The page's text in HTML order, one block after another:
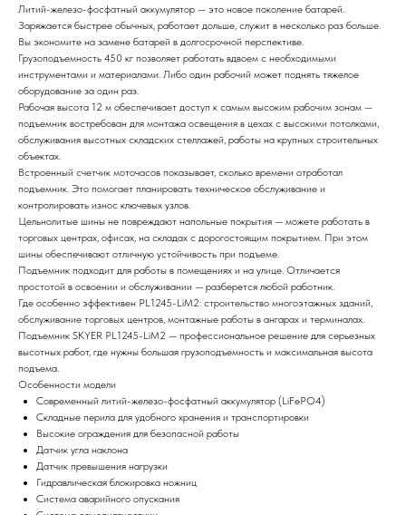
Литий-железо-фосфатный аккумулятор — это новое поколение батарей.
Заряжается быстрее обычных, работает дольше, служит в несколько раз больше.
Вы экономите на замене батарей в долгосрочной перспективе.
Грузоподъемность 450 кг позволяет работать вдвоем с необходимыми
инструментами и материалами. Либо один рабочий может поднять тяжелое
оборудование за один раз.
Рабочая высота 12 м обеспечивает доступ к самым высоким рабочим зонам —
подъемник востребован для монтажа освещения в цехах с высокими потолками,
обслуживания высотных складских стеллажей, работы на крупных строительных
объектах.
Встроенный счетчик моточасов показывает, сколько времени отработал
подъемник. Это помогает планировать техническое обслуживание и
контролировать износ ключевых узлов.
Цельнолитые шины не повреждают напольные покрытия — можете работать в
торговых центрах, офисах, на складах с дорогостоящим покрытием. При этом
шины обеспечивают отличную устойчивость при подъеме.
Подъемник подходит для работы в помещениях и на улице. Отличается
простотой в освоении и обслуживании — разберется любой работник.
Где особенно эффективен PL1245-LiM2: строительство многоэтажных зданий,
обслуживание торговых центров, монтажные работы в ангарах и терминалах.
Подъемник SKYER PL1245-LiM2 — профессиональное решение для серьезных
высотных работ, где нужны большая грузоподъемность и максимальная высота
подъема.
Особенности модели
Современный литий-железо-фосфатный аккумулятор (LiFePO4)
Складные перила для удобного хранения и транспортировки
Высокие ограждения для безопасной работы
Датчик угла наклона
Датчик превышения нагрузки
Гидравлическая блокировка ножниц
Система аварийного опускания